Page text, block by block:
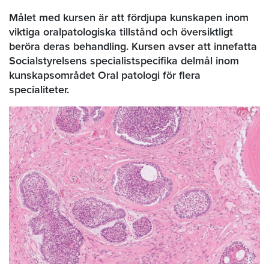
Målet med kursen är att fördjupa kunskapen inom
viktiga oralpatologiska tillstånd och översiktligt
beröra deras behandling. Kursen avser att innefatta
Socialstyrelsens specialistspecifika delmål inom
kunskapsområdet Oral patologi för flera
specialiteter.